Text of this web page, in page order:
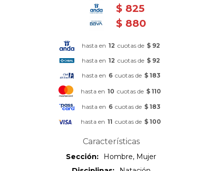
$ 825
$ 880
hasta en 12 cuotas de $ 92
hasta en 12 cuotas de $ 92
hasta en 6 cuotas de $ 183
hasta en 10 cuotas de $ 110
hasta en 6 cuotas de $ 183
hasta en 11 cuotas de $ 100
Características
Sección
Hombre, Mujer